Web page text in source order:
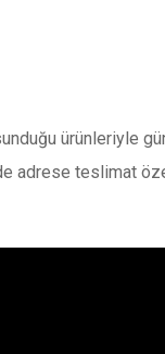
ürünleriyle
adrese teslimat